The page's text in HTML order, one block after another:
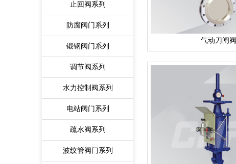
止回阀系列
防腐阀门系列
锻钢阀门系列
调节阀系列
水力控制阀系列
电站阀门系列
疏水阀系列
波纹管阀门系列
气动刀闸阀